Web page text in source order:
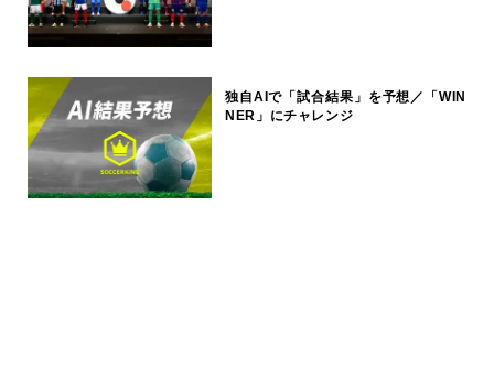
独自AIで「試合結果」を予想／「WIN
NER」にチャレンジ